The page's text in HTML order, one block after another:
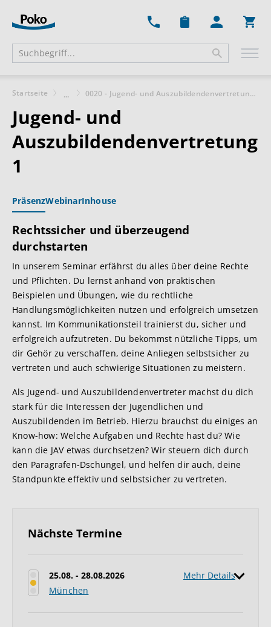
Startseite ... 0020 - Jugend- und Auszubildendenvertretung 1
Jugend- und
Auszubildendenvertretung
1
PräsenzWebinarInhouse
Rechtssicher und überzeugend
durchstarten
In unserem Seminar erfährst du alles über deine Rechte
und Pflichten. Du lernst anhand von praktischen
Beispielen und Übungen, wie du rechtliche
Handlungsmöglichkeiten nutzen und erfolgreich umsetzen
kannst. Im Kommunikationsteil trainierst du, sicher und
erfolgreich aufzutreten. Du bekommst nützliche Tipps, um
dir Gehör zu verschaffen, deine Anliegen selbstsicher zu
vertreten und auch schwierige Situationen zu meistern.
Als Jugend- und Auszubildendenvertreter machst du dich
stark für die Interessen der Jugendlichen und
Auszubildenden im Betrieb. Hierzu brauchst du einiges an
Know-how: Welche Aufgaben und Rechte hast du? Wie
kann die JAV etwas durchsetzen? Wir steuern dich durch
den Paragrafen-Dschungel, und helfen dir auch, deine
Standpunkte effektiv und selbstsicher zu vertreten.
Nächste Termine
25.08. - 28.08.2026
München
Mehr Details